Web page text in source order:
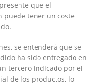
que el
puede tener un coste
se entenderá que se
ha sido entregado en
tercero indicado por el
de los productos, lo